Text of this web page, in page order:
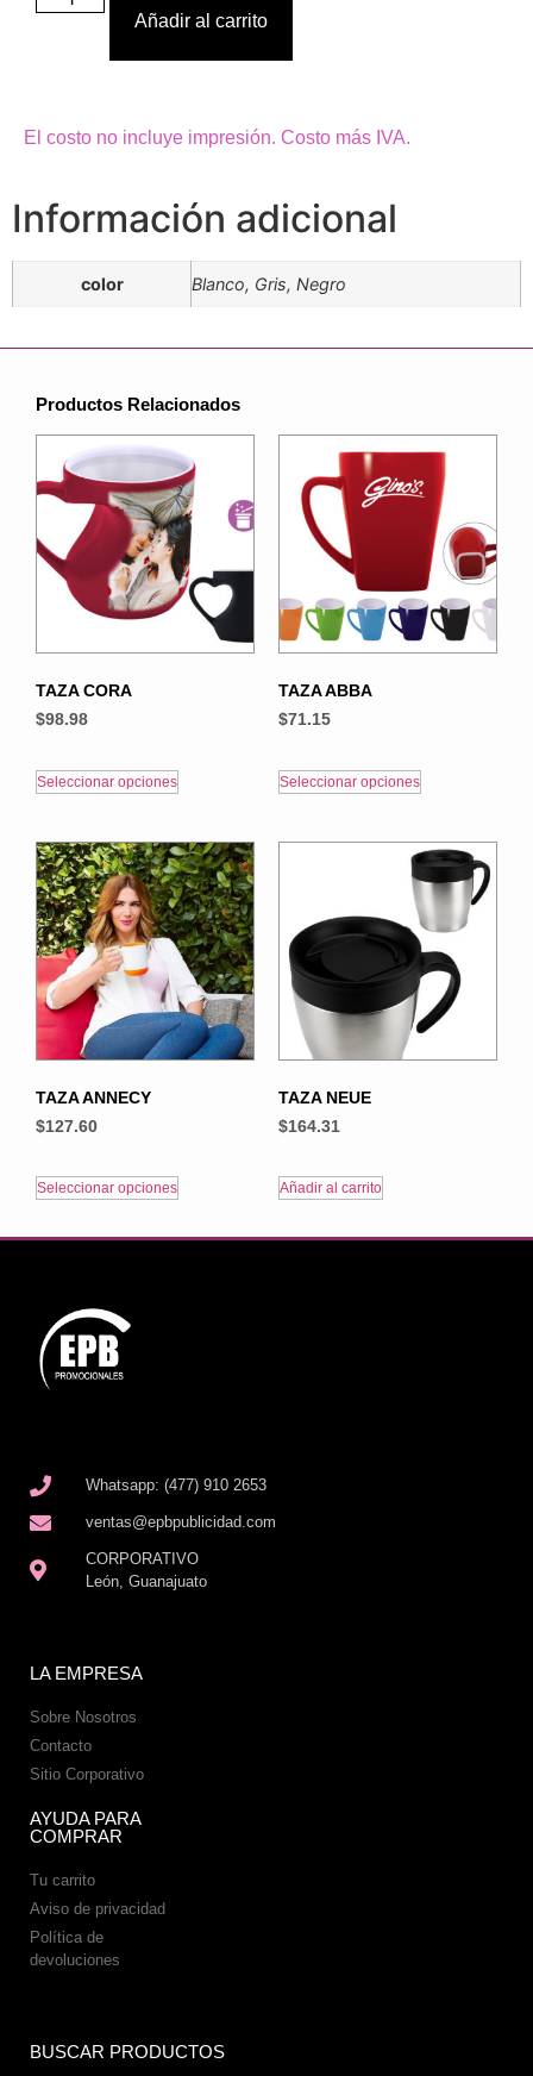
Añadir al carrito
El costo no incluye impresión. Costo más IVA.
Información adicional
color Blanco, Gris, Negro
Productos Relacionados
TAZA CORA
$98.98
Seleccionar opciones
TAZA ABBA
$71.15
Seleccionar opciones
TAZA ANNECY
$127.60
Seleccionar opciones
TAZA NEUE
$164.31
Añadir al carrito
Whatsapp: (477) 910 2653
ventas@epbpublicidad.com
CORPORATIVO
León, Guanajuato
LA EMPRESA
Sobre Nosotros
Contacto
Sitio Corporativo
AYUDA PARA
COMPRAR
Tu carrito
Aviso de privacidad
Política de
devoluciones
BUSCAR PRODUCTOS